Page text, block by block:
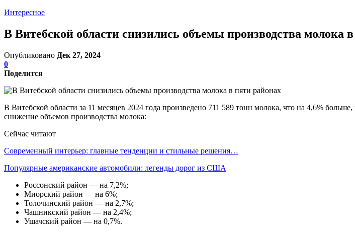
Интересное
В Витебской области снизились объемы производства молока
Опубликовано Дек 27, 2024
0
Поделится
В Витебской области за 11 месяцев 2024 года произведено 711 589 тонн молока, что на 4,6%
снижение объемов производства молока:
Сейчас читают
Современный интерьер: главные тенденции и стильные решения…
Популярные американские автомобили: легенды дорог из США
Россонский район — на 7,2%;
Миорский район — на 6%;
Толочинский район — на 2,7%;
Чашникский район — на 2,4%;
Ушачский район — на 0,7%.